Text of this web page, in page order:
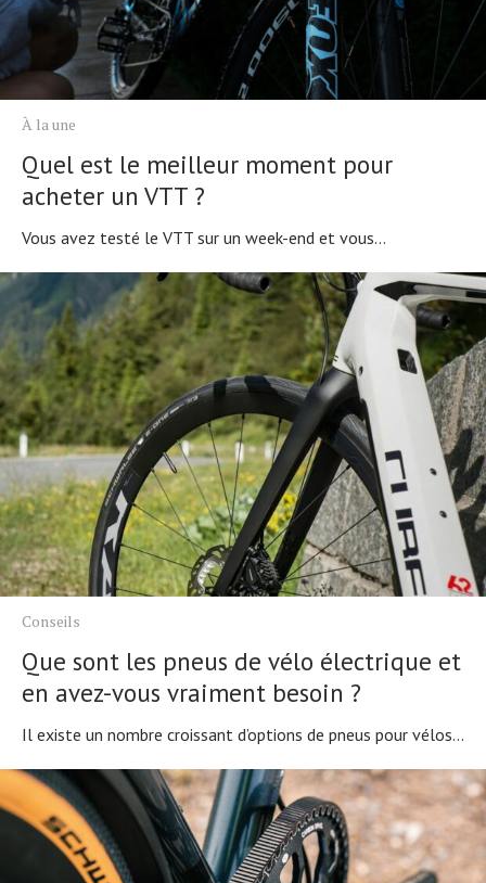
À la une
Quel est le meilleur moment pour
acheter un VTT ?
Vous avez testé le VTT sur un week-end et vous...
Conseils
Que sont les pneus de vélo électrique et
en avez-vous vraiment besoin ?
Il existe un nombre croissant d’options de pneus pour vélos...